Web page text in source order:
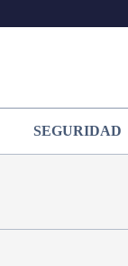
SEGURIDAD